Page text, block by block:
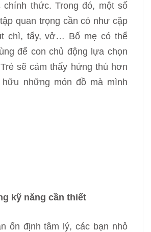
chính thức. Trong đó, một số
quan trọng cần có như cặp
chì, tẩy, vở… Bố mẹ có thể
để con chủ động lựa chọn
sẽ cảm thấy hứng thú hơn
những món đồ mà mình
kỹ năng cần thiết
ổn định tâm lý, các bạn nhỏ